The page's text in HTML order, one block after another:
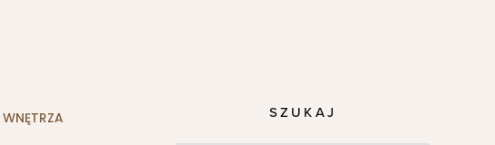
WNĘTRZA SZUKAJ